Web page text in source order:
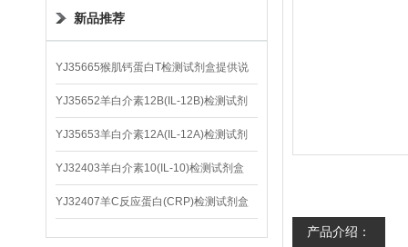
新品推荐
YJ35665猴肌钙蛋白T检测试剂盒提供说
明书
YJ35652羊白介素12B(IL-12B)检测试剂
盒
YJ35653羊白介素12A(IL-12A)检测试剂
盒
YJ32403羊白介素10(IL-10)检测试剂盒
YJ32407羊C反应蛋白(CRP)检测试剂盒
产品介绍：